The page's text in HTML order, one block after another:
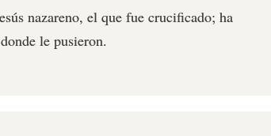
nazareno, el que fue crucificado; ha
le pusieron.